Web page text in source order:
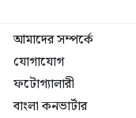
আমাদের সম্পর্কে
যোগাযোগ
ফটোগ্যালারী
বাংলা কনভার্টার